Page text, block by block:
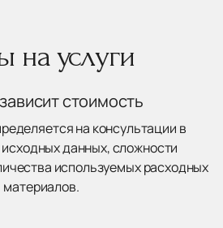
на услуги
стоимость
на консультации в
данных, сложности
используемых расходных
материалов.